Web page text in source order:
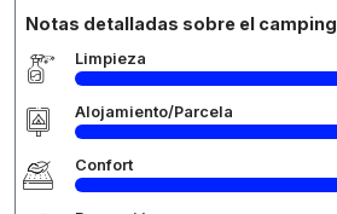
Notas detalladas sobre el camping
Limpieza
Alojamiento/Parcela
Confort